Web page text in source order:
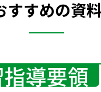
すすめの資
導要領